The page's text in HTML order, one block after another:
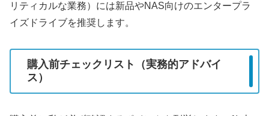
リティカルな業務）には新品やNAS向けのエンタープラ
イズドライブを推奨します。
購入前チェックリスト（実務的アドバイ
ス）